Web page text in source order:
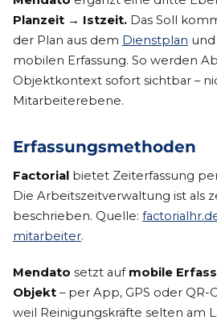
Planzeit → Istzeit. Das Soll
der Plan aus dem Dienstplan und
mobilen Erfassung. So werden
Objektkontext sofort sichtbar –
Mitarbeiterebene.
Erfassungsmethoden
Factorial
bietet Zeiterfassung
Die Arbeitszeitverwaltung ist als
beschrieben. Quelle:
mitarbeiter.
Mendato setzt auf mobile
Objekt – per App, GPS oder QR-
weil Reinigungskräfte selten am